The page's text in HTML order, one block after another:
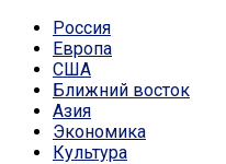
Россия
Европа
США
Ближний восток
Азия
Экономика
Культура